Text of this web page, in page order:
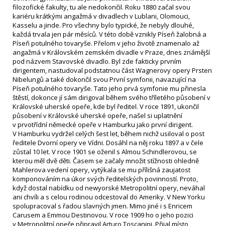
filozofické fakulty, tu ale nedokončil. Roku 1880 začal svou
kariéru krátkými angažmá v divadlech v Lublani, Olomouci,
Kasselu a jinde. Pro všechny bylo typické, že nebyly dlouhé,
každá trvala jen pár měsíců. V této době vznikly Píseň žalobná a
Píseň potulného tovaryše. Přelom v jeho životě znamenalo až
angažmá v Královském zemském divadle v Praze, dnes známější
pod názvem Stavovské divadlo. Byl zde fakticky prvním
dirigentem, nastudoval podstatnou část Wagnerovy opery Prsten
Nibelungů a také dokončil svou První symfonii, navazující na
Píseň potulného tovaryše. Tato jeho prvá symfonie mu přinesla
štěstí, dokonce jí sám dirigoval během svého tříletého působení v
Královské uherské opeře, kde byl ředitel. V roce 1891, ukončil
působení v Královské uherské opeře, našel si uplatnění
v prvotřídní německé opeře v Hamburku jako první dirigent.
V Hamburku vydržel celých šest let, během nichž usiloval o post
ředitele Dvorní opery ve Vídni. Dosáhl na něj roku 1897 a v čele
zůstal 10 let. V roce 1901 se oženil s Almou Schindlerovou, se
kterou měl dvě děti. Časem se začaly množit stížnosti ohledně
Mahlerova vedení opery, vytýkala se mu přílišná zaujatost
komponováním na úkor svých ředitelských povinností. Proto,
když dostal nabídku od newyorské Metropolitní opery, neváhal
ani chvíli a s celou rodinou odcestoval do Ameriky. V New Yorku
spolupracoval s řadou slavných jmen. Mimo jiné i s Enricem
Carusem a Emmou Destinovou. V roce 1909 ho o jeho pozici
v Metropolitní opeře připravil Arturo Toscanini. Přijal místo